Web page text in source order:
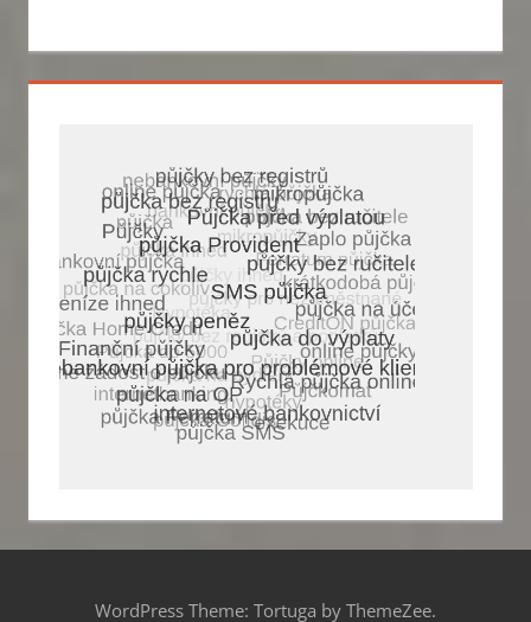
WordPress Theme: Tortuga by ThemeZee.